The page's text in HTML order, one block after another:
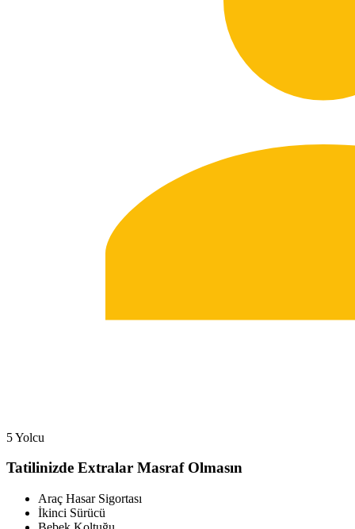
5 Yolcu
Tatilinizde Extralar Masraf Olmasın
Araç Hasar Sigortası
İkinci Sürücü